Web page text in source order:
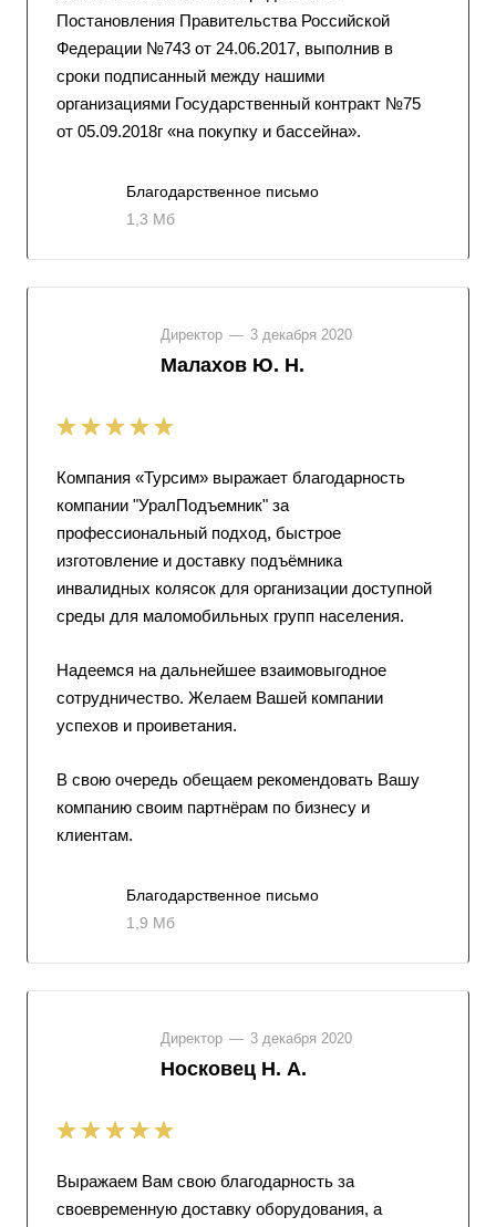
Постановления Правительства Российской
Федерации №743 от 24.06.2017, выполнив в
сроки подписанный между нашими
организациями Государственный контракт №75
от 05.09.2018г «на покупку и бассейна».
Благодарственное письмо
1,3 Мб
Директор — 3 декабря 2020
Малахов Ю. Н.
Компания «Турсим» выражает благодарность
компании "УралПодъемник" за
профессиональный подход, быстрое
изготовление и доставку подъёмника
инвалидных колясок для организации доступной
среды для маломобильных групп населения.
Надеемся на дальнейшее взаимовыгодное
сотрудничество. Желаем Вашей компании
успехов и проиветания.
В свою очередь обещаем рекомендовать Вашу
компанию своим партнёрам по бизнесу и
клиентам.
Благодарственное письмо
1,9 Мб
Директор — 3 декабря 2020
Носковец Н. А.
Выражаем Вам свою благодарность за
своевременную доставку оборудования, а